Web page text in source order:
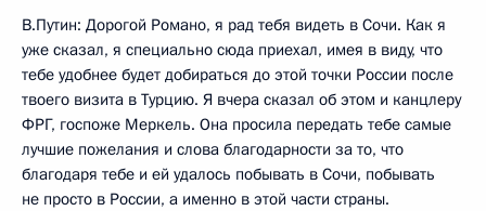
В.Путин: Дорогой Романо, я рад тебя видеть в Сочи. Как я
уже сказал, я специально сюда приехал, имея в виду, что
тебе удобнее будет добираться до этой точки России после
твоего визита в Турцию. Я вчера сказал об этом и канцлеру
ФРГ, госпоже Меркель. Она просила передать тебе самые
лучшие пожелания и слова благодарности за то, что
благодаря тебе и ей удалось побывать в Сочи, побывать
не просто в России, а именно в этой части страны.